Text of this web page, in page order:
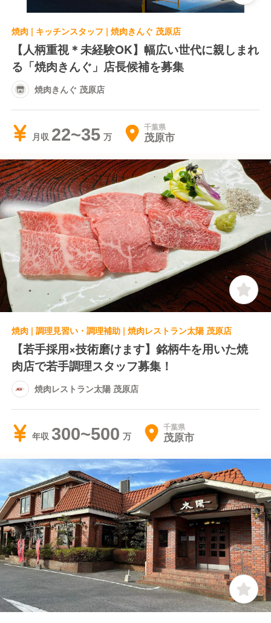
焼肉 | キッチンスタッフ | 焼肉きんぐ 茂原店
【人柄重視＊未経験OK】幅広い世代に親しまれ
る「焼肉きんぐ」店長候補を募集
焼肉きんぐ 茂原店
月収 22~35 千葉県
茂原市
焼肉 | 調理見習い・調理補助 | 焼肉レストラン太陽 茂原店
【若手採用×技術磨けます】銘柄牛を用いた焼
肉店で若手調理スタッフ募集！
焼肉レストラン太陽 茂原店
年収 300~500 千葉県
茂原市